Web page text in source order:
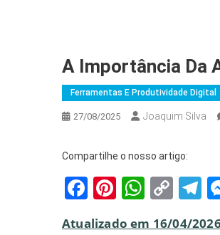
A Importância Da
Ferramentas E Produtividade Digital
27/08/2025 Joaquim Silva
Compartilhe o nosso artigo:
Facebook
Pinterest
Atualizado em 16/04/